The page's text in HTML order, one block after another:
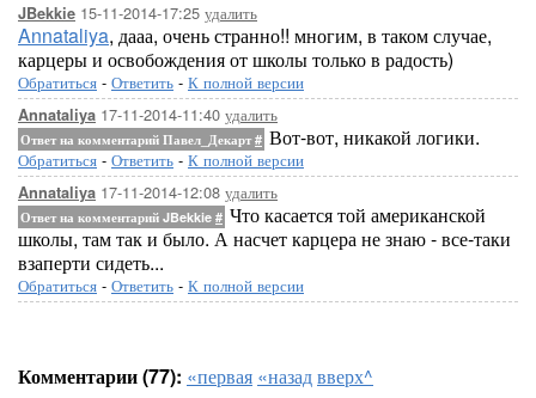
JBekkie 15-11-2014-17:25 удалить
Annataliya, дааа, очень странно!! многим, в таком случае,
карцеры и освобождения от школы только в радость)
Обратиться - Ответить - К полной версии
Annataliya 17-11-2014-11:40 удалить
Ответ на комментарий Павел_Декарт# Вот-вот, никакой логики.
Обратиться - Ответить - К полной версии
Annataliya 17-11-2014-12:08 удалить
Ответ на комментарий JBekkie # Что касается той американской
школы, там так и было. А насчет карцера не знаю - все-таки
взаперти сидеть...
Обратиться - Ответить - К полной версии
Комментарии (77): «первая «назадвверх^